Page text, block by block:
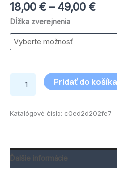
18,00 € – 49,00 €
Dĺžka zverejnenia
Pridať do košíka
Katalógové číslo: c0ed2d202fe7
Ďalšie informácie